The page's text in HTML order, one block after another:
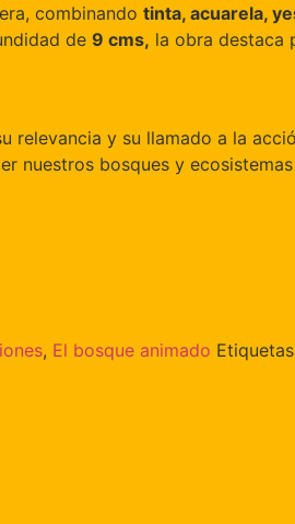
combinando tinta, acuarela,
de 9 cms, la obra destaca
relevancia y su llamado a la
bosques y
, El bosque animado